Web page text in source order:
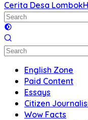
Cerita Desa Lombok
English Zone
Paid Content
Essays
Citizen
Wow Facts